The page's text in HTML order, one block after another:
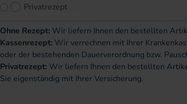
Privatrezept
Ohne Rezept: Wir liefern Ihnen den bestellten
Kassenrezept: Wir verrechnen mit Ihrer
oder der bestehenden Dauerverordnung bzw.
Privatrezept: Wir liefern Ihnen den bestellten
Sie eigenständig mit Ihrer Versicherung.